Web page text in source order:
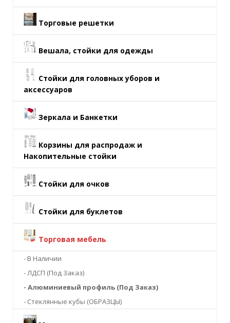
Торговые решетки
Вешала, стойки для одежды
Стойки для головных уборов и
аксессуаров
Зеркала и Банкетки
Корзины для распродаж и
Накопительные стойки
Стойки для очков
Стойки для буклетов
Торговая мебель
- В Наличии
- ЛДСП (Под Заказ)
- Алюминиевый профиль (Под Заказ)
- Стеклянные кубы (ОБРАЗЦЫ)